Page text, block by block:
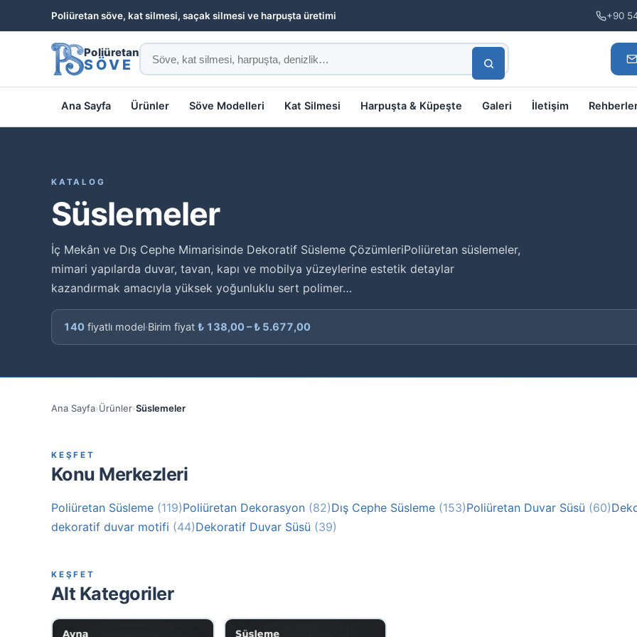
Poliüretan söve, kat silmesi, saçak silmesi ve harpuşta üretimi +90
Poliüretan
SÖVE
Ana Sayfa Ürünler Söve Modelleri Kat Silmesi Harpuşta & Küpeşte Galeri İletişim
KATALOG
Süslemeler
İç Mekân ve Dış Cephe Mimarisinde Dekoratif Süsleme ÇözümleriPoliüretan süslemeler,
mimari yapılarda duvar, tavan, kapı ve mobilya yüzeylerine estetik detaylar
kazandırmak amacıyla yüksek yoğunluklu sert polimer…
140 fiyatlı model·Birim fiyat ₺ 138,00 –₺ 5.677,00
Ana Sayfa›Ürünler›Süslemeler
KEŞFET
Konu Merkezleri
Poliüretan Süsleme (119)Poliüretan Dekorasyon (82)Dış Cephe Süsleme (153)Poliüretan Duvar Süsü (60)
dekoratif duvar motifi (44)Dekoratif Duvar Süsü (39)
KEŞFET
Alt Kategoriler